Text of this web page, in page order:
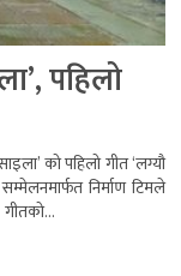
पहिलो
को पहिलो गीत ‘लग्यौ
निर्माण टिमले